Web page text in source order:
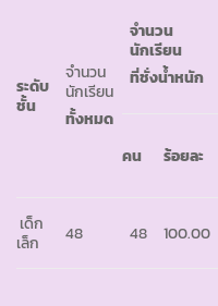
ระดับ
ชั้น
จำนวน
นักเรียน
ทั้งหมด
จำนวน
นักเรียน
ที่ชั่งน้ำหนัก
คน ร้อยละ
เด็ก
เล็ก
48 48 100.00